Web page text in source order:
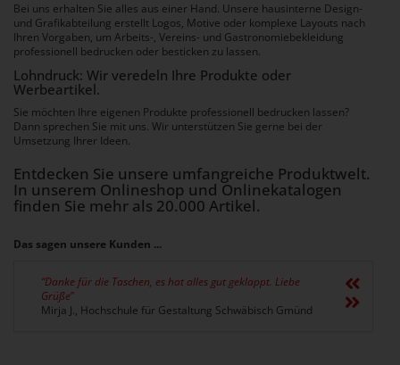
Bei uns erhalten Sie alles aus einer Hand. Unsere hausinterne Design-
und Grafikabteilung erstellt Logos, Motive oder komplexe Layouts nach
Ihren Vorgaben, um Arbeits-, Vereins- und Gastronomiebekleidung
professionell bedrucken oder besticken zu lassen.
Lohndruck: Wir veredeln Ihre Produkte oder
Werbeartikel.
Sie möchten Ihre eigenen Produkte professionell bedrucken lassen?
Dann sprechen Sie mit uns. Wir unterstützen Sie gerne bei der
Umsetzung Ihrer Ideen.
Entdecken Sie unsere umfangreiche Produktwelt.
In unserem Onlineshop und Onlinekatalogen
finden Sie mehr als 20.000 Artikel.
Das sagen unsere Kunden ...
“Danke für die Taschen, es hat alles gut geklappt. Liebe
Grüße”
Mirja J., Hochschule für Gestaltung Schwäbisch Gmünd